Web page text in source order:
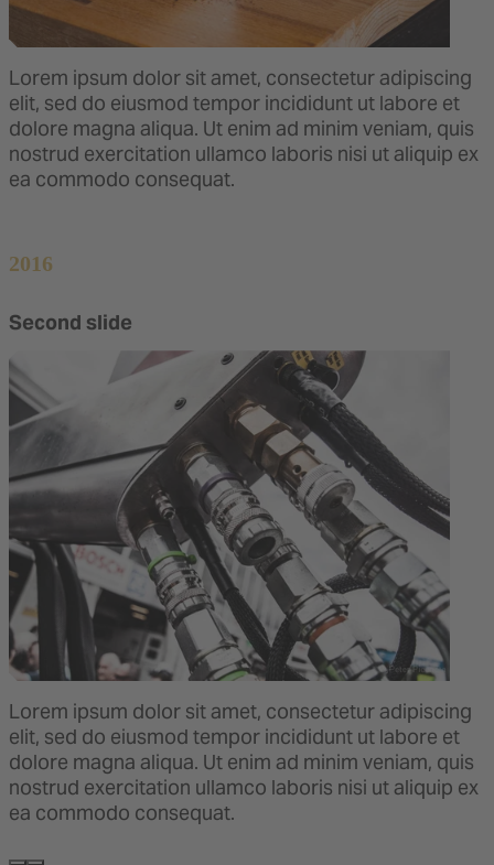
Lorem ipsum dolor sit amet, consectetur adipiscing
elit, sed do eiusmod tempor incididunt ut labore et
dolore magna aliqua. Ut enim ad minim veniam, quis
nostrud exercitation ullamco laboris nisi ut aliquip ex
ea commodo consequat.
2016
Second slide
Lorem ipsum dolor sit amet, consectetur adipiscing
elit, sed do eiusmod tempor incididunt ut labore et
dolore magna aliqua. Ut enim ad minim veniam, quis
nostrud exercitation ullamco laboris nisi ut aliquip ex
ea commodo consequat.